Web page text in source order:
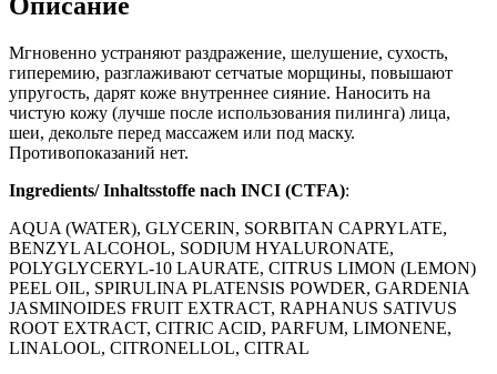
Мгновенно устраняют раздражение, шелушение, сухость,
гиперемию, разглаживают сетчатые морщины, повышают
упругость, дарят коже внутреннее сияние. Наносить на
чистую кожу (лучше после использования пилинга) лица,
шеи, декольте перед массажем или под маску.
Противопоказаний нет.
Ingredients/ Inhaltsstoffe nach INCI (CTFA):
AQUA (WATER), GLYCERIN, SORBITAN CAPRYLATE,
BENZYL ALCOHOL, SODIUM HYALURONATE,
POLYGLYCERYL-10 LAURATE, CITRUS LIMON (LEMON)
PEEL OIL, SPIRULINA PLATENSIS POWDER, GARDENIA
JASMINOIDES FRUIT EXTRACT, RAPHANUS SATIVUS
ROOT EXTRACT, CITRIC ACID, PARFUM, LIMONENE,
LINALOOL, CITRONELLOL, CITRAL